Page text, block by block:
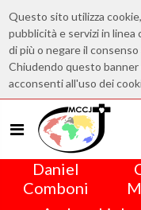
Questo sito utilizza
pubblicità e servizi in
di più o negare il
Chiudendo questo
acconsenti all'uso dei
Daniel
Comboni